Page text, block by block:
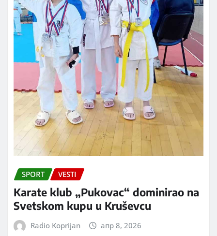
SPORT VESTI
Karate klub „Pukovac“ dominirao na
Svetskom kupu u Kruševcu
Radio Koprijan апр 8, 2026